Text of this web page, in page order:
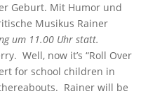
Geburt. Mit Humor und
Musikus Rainer
um 11.00 Uhr statt.
Well, now it’s “Roll Over
for school children in
Rainer will be